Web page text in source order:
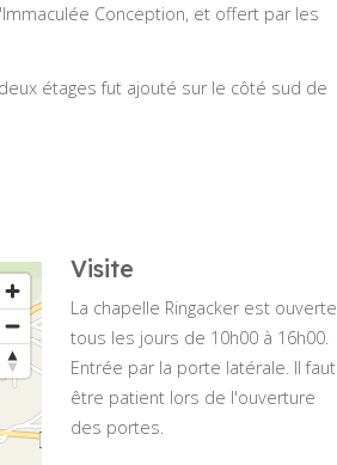
Conception, et offert par les
étages fut ajouté sur le côté sud de
Visite
La chapelle Ringacker est ouverte
tous les jours de 10h00 à 16h00.
Entrée par la porte latérale. Il faut
être patient lors de l'ouverture
des portes.